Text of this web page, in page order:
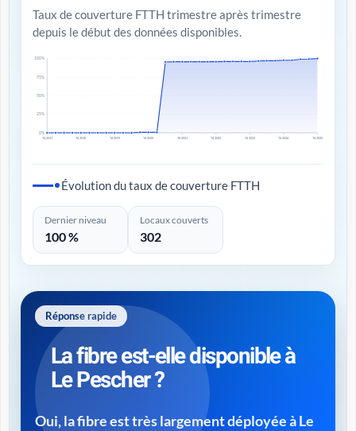
Taux de couverture FTTH trimestre après trimestre
depuis le début des données disponibles.
0%
25%
50%
75%
100%
T4 2017 T4 2018 T4 2019 T4 2020 T4 2021 T4 2022 T4 2023 T4 2024 T4 2025
Évolution du taux de couverture FTTH
Dernier niveau
100 %
Locaux couverts
302
Réponse rapide
La fibre est-elle disponible à
Le Pescher ?
Oui, la fibre est très largement déployée à Le